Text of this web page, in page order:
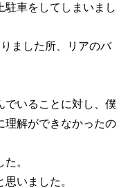
駐車をしてしまいまし
ました所、リアのバ
でいることに対し、僕
理解ができなかったの
。
いました。